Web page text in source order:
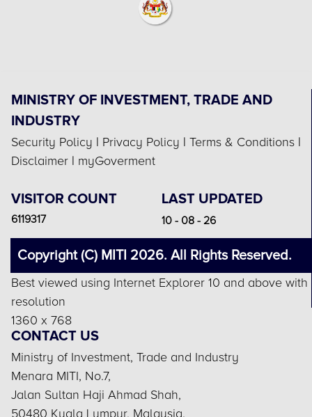
MINISTRY OF INVESTMENT, TRADE AND
INDUSTRY
Security Policy | Privacy Policy | Terms & Conditions |
Disclaimer | myGoverment
VISITOR COUNT LAST UPDATED
6119317 10 - 08 - 26
Copyright (C) MITI 2026. All Rights Reserved.
Best viewed using Internet Explorer 10 and above with
resolution
1360 x 768
CONTACT US
Ministry of Investment, Trade and Industry
Menara MITI, No.7,
Jalan Sultan Haji Ahmad Shah,
50480 Kuala Lumpur, Malaysia.